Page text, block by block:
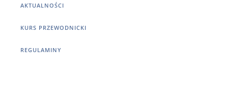
AKTUALNOŚCI
KURS PRZEWODNICKI
REGULAMINY